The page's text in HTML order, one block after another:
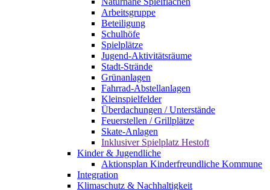
Arbeitsgruppe
Beteiligung
Schulhöfe
Spielplätze
Jugend-Aktivitätsräume
Stadt-Strände
Grünanlagen
Fahrrad-Abstellanlagen
Kleinspielfelder
Überdachungen / Unterstände
Feuerstellen / Grillplätze
Skate-Anlagen
Inklusiver Spielplatz Hestoft
Kinder & Jugendliche
Aktionsplan Kinderfreundliche Kommune
Integration
Klimaschutz & Nachhaltigkeit